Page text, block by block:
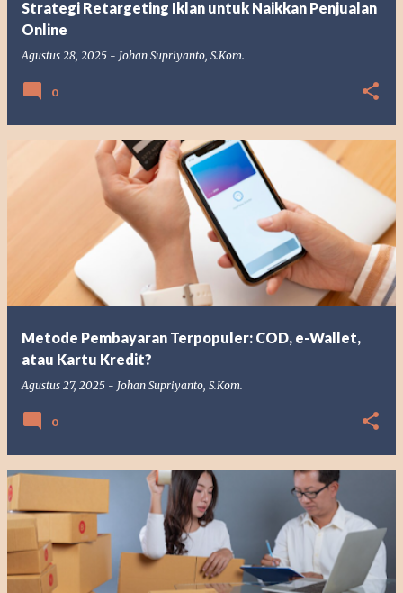
Strategi Retargeting Iklan untuk Naikkan Penjualan
Online
Agustus 28, 2025 - Johan Supriyanto, S.Kom.
0
Metode Pembayaran Terpopuler: COD, e-Wallet,
atau Kartu Kredit?
Agustus 27, 2025 - Johan Supriyanto, S.Kom.
0